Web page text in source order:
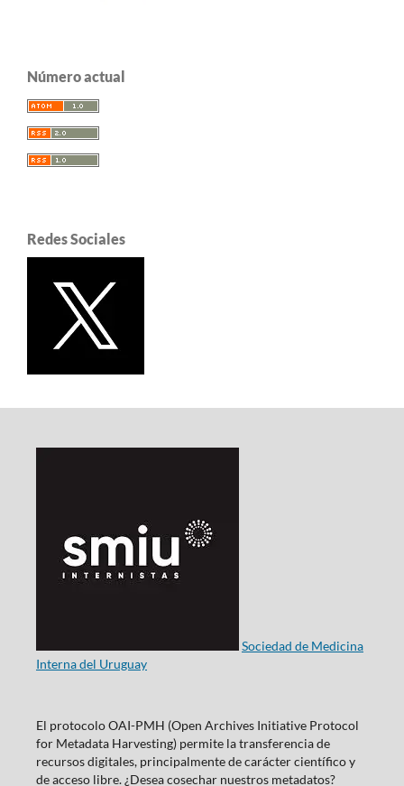
Número actual
Redes Sociales
Sociedad de Medicina
Interna del Uruguay
El protocolo OAI-PMH (Open Archives Initiative Protocol
for Metadata Harvesting) permite la transferencia de
recursos digitales, principalmente de carácter científico y
de acceso libre. ¿Desea cosechar nuestros metadatos?